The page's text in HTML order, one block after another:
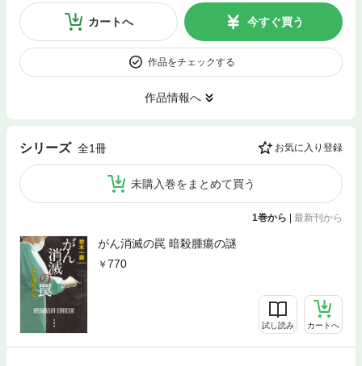
カートへ 今すぐ買う
作品をチェックする
作品情報へ
シリーズ 全1冊 お気に入り登録
未購入巻をまとめて買う
1巻から | 最新刊から
がん消滅の罠 暗殺腫瘍の謎
770
試し読み カートへ